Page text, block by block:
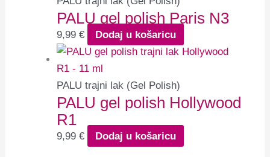
PALU gel polish Paris N3
9,99€ Dodaj u košaricu
PALU trajni lak (Gel Polish)
PALU gel polish Hollywood
R1
9,99€ Dodaj u košaricu